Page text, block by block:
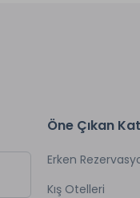
Öne Çıkan
Erken
Kış Otelleri